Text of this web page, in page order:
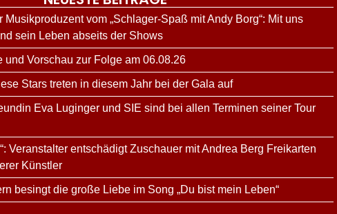
Musikproduzent vom „Schlager-Spaß mit Andy Borg“: Mit uns
sein Leben abseits der Shows
und Vorschau zur Folge am 06.08.26
Stars treten in diesem Jahr bei der Gala auf
Eva Luginger und SIE sind bei allen Terminen seiner Tour
Veranstalter entschädigt Zuschauer mit Andrea Berg Freikarten
Künstler
besingt die große Liebe im Song „Du bist mein Leben“